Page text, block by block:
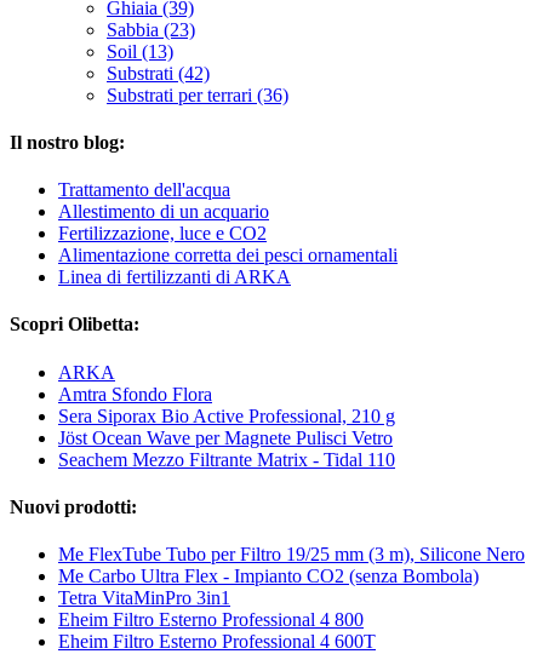
Ghiaia (39)
Sabbia (23)
Soil (13)
Substrati (42)
Substrati per terrari (36)
Il nostro blog:
Trattamento dell'acqua
Allestimento di un acquario
Fertilizzazione, luce e CO2
Alimentazione corretta dei pesci ornamentali
Linea di fertilizzanti di ARKA
Scopri Olibetta:
ARKA
Amtra Sfondo Flora
Sera Siporax Bio Active Professional, 210 g
Jöst Ocean Wave per Magnete Pulisci Vetro
Seachem Mezzo Filtrante Matrix - Tidal 110
Nuovi prodotti:
Me FlexTube Tubo per Filtro 19/25 mm (3 m), Silicone Nero
Me Carbo Ultra Flex - Impianto CO2 (senza Bombola)
Tetra VitaMinPro 3in1
Eheim Filtro Esterno Professional 4 800
Eheim Filtro Esterno Professional 4 600T